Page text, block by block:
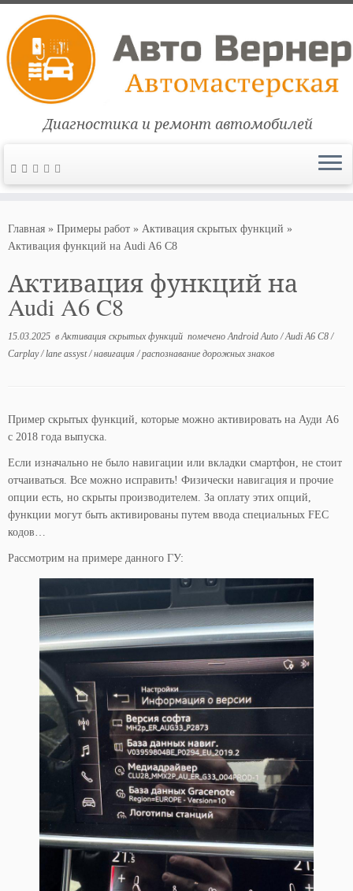
содержимому
Диагностика и ремонт автомобилей
Главная » Примеры работ » Активация скрытых функций »
Активация функций на Audi A6 C8
Активация функций на
Audi A6 C8
15.03.2025 в Активация скрытых функций помечено Android Auto /Audi A6 C8 /
Carplay/ lane assyst/навигация /распознавание дорожных знаков
Пример скрытых функций, которые можно активировать на Ауди А6
с 2018 года выпуска.
Если изначально не было навигации или вкладки смартфон, не стоит
отчаиваться. Все можно исправить! Физически навигация и прочие
опции есть, но скрыты производителем. За оплату этих опций,
функции могут быть активированы путем ввода специальных FEC
кодов…
Рассмотрим на примере данного ГУ: